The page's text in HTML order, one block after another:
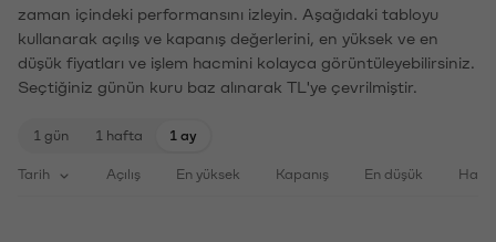
zaman içindeki performansını izleyin. Aşağıdaki tabloyu
kullanarak açılış ve kapanış değerlerini, en yüksek ve en
düşük fiyatları ve işlem hacmini kolayca görüntüleyebilirsiniz.
Seçtiğiniz günün kuru baz alınarak TL'ye çevrilmiştir.
1 gün 1 hafta 1 ay
Tarih Açılış En yüksek Kapanış En düşük